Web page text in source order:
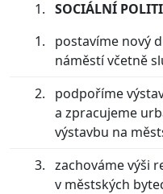
SOCIÁLNÍ
postavíme nový
náměstí včetně
podpoříme
a zpracujeme
výstavbu na
zachováme výši
v městských